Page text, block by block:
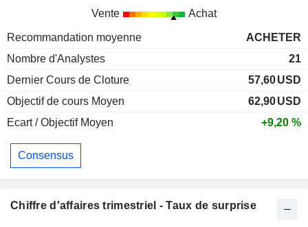
Vente Achat
Recommandation moyenne
ACHETER
Nombre d'Analystes
21
Dernier Cours de Cloture
57,60USD
Objectif de cours Moyen
62,90USD
Ecart / Objectif Moyen
+9,20 %
Consensus
Chiffre d'affaires trimestriel - Taux de surprise